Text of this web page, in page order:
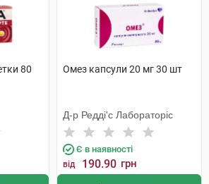
80
Омез капсули 20 мг 30 шт
Д-р Редді'с Лабораторіс
Є в наявності
від 190.90 грн